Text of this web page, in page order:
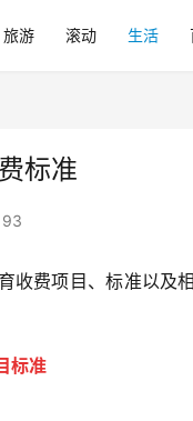
旅游 滚动 生活
标准
93
收费项目、标准以及
标准